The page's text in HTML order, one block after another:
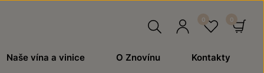
Naše vína a vinice O Znovínu Kontakty